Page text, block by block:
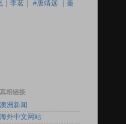
｜李茗｜ #唐靖远 ｜秦
真相链接
澳洲新闻
海外中文网站